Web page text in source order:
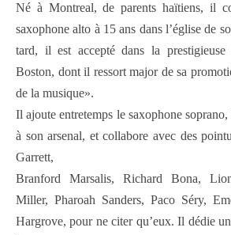
Né à Montreal, de parents haïtiens, il
saxophone alto à 15 ans dans l’église de
tard, il est accepté dans la
Boston, dont il ressort major de sa
de la musique».
Il ajoute entretemps le saxophone
à son arsenal, et collabore avec des
Garrett,
Branford Marsalis, Richard Bona,
Miller, Pharoah Sanders, Paco Séry,
Hargrove, pour ne citer qu’eux. Il dédie